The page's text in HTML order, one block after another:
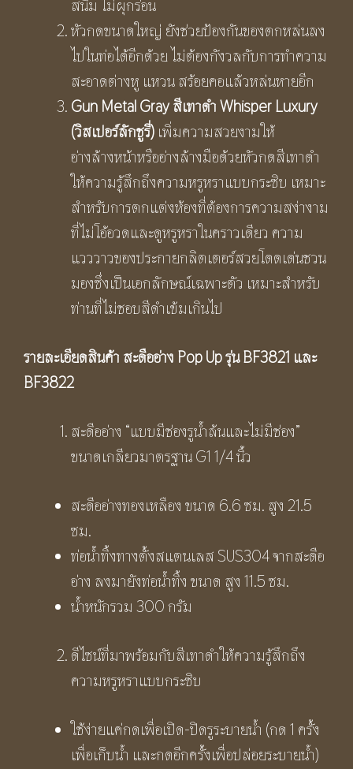
สนิม ไม่ผุกร่อน
หัวกดขนาดใหญ่ ยังช่วยป้องกันของตกหล่นลง
ไปในท่อได้อีกด้วย ไม่ต้องกังวลกับการทำความ
สะอาดต่างหู แหวน สร้อยคอแล้วหล่นหายอีก
Gun Metal Gray สีเทาดำ Whisper Luxury
(วิสเปอร์ลักชูรี่) เพิ่มความสวยงามให้
อ่างล้างหน้าหรืออ่างล้างมือด้วยหัวกดสีเทาดำ
ให้ความรู้สึกถึงความหรูหราแบบกระซิบ เหมาะ
สำหรับการตกแต่งห้องที่ต้องการความสง่างาม
ที่ไม่โอ้อวดและดูหรูหราในคราวเดียว ความ
แวววาวของประกายกลิตเตอร์สวยโดดเด่นชวน
มองซึ่งเป็นเอกลักษณ์เฉพาะตัว เหมาะสำหรับ
ท่านที่ไม่ชอบสีดำเข้มเกินไป
รายละเอียดสินค้า สะดืออ่าง Pop Up รุ่น BF3821 และ
BF3822
สะดืออ่าง “แบบมีช่องรูน้ำล้นและไม่มีช่อง”
ขนาดเกลียวมาตรฐาน G1 1/4 นิ้ว
สะดืออ่างทองเหลือง ขนาด 6.6 ซม. สูง 21.5
ซม.
ท่อน้ำทิ้งทางตั้งสแตนเลส SUS304 จากสะดือ
อ่าง ลงมายังท่อน้ำทิ้ง ขนาด สูง 11.5 ซม.
น้ำหนักรวม 300 กรัม
ดีไซน์ที่มาพร้อมกับสีเทาดำให้ความรู้สึกถึง
ความหรูหราแบบกระซิบ
ใช้ง่ายแค่กดเพื่อเปิด-ปิดรูระบายน้ำ (กด 1 ครั้ง
เพื่อเก็บน้ำ และกดอีกครั้งเพื่อปล่อยระบายน้ำ)